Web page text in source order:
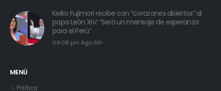
Keiko Fujimori recibe con “corazones abiertos” al
papa León XIV: “Será un mensaje de esperanza
para el Perú”
09:08 pm Ago 5th
MENÚ
Política